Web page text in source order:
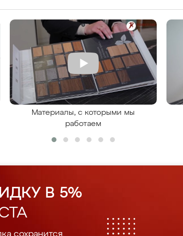
Материалы, с которыми мы
работаем
В 5%
сохранится.